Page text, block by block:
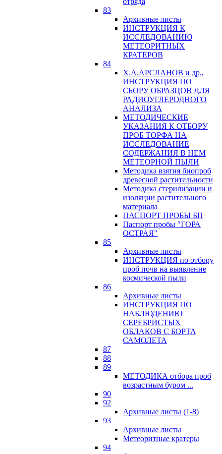
83
Архивные листы
ИНСТРУКЦИЯ К
ИССЛЕДОВАНИЮ
МЕТЕОРИТНЫХ
КРАТЕРОВ
84
Х.А.АРСЛАНОВ и др.,
ИНСТРУКЦИЯ ПО
СБОРУ ОБРАЗЦОВ ДЛЯ
РАДИОУГЛЕРОДНОГО
АНАЛИЗА
МЕТОДИЧЕСКИЕ
УКАЗАНИЯ К ОТБОРУ
ПРОБ ТОРФА НА
ИССЛЕДОВАНИЕ
СОДЕРЖАНИЯ В НЕМ
МЕТЕОРНОЙ ПЫЛИ
Методика взятия биопроб
древесной растительности
Методика стерилизации и
изоляции растительного
материала
ПАСПОРТ ПРОБЫ БП
Паспорт пробы "ГОРА
ОСТРАЯ"
85
Архивные листы
ИНСТРУКЦИЯ по отбору
проб почв на выявление
космической пыли
86
Архивные листы
ИНСТРУКЦИЯ ПО
НАБЛЮДЕНИЮ
СЕРЕБРИСТЫХ
ОБЛАКОВ С БОРТА
САМОЛЕТА
87
88
89
МЕТОДИКА отбора проб
возрастным буром ...
90
92
Архивные листы (1-8)
93
Архивные листы
Метеоритные кратеры
94